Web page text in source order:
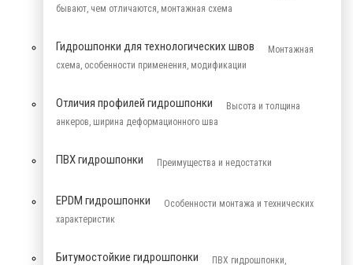
бывают, чем отличаются, монтажная схема
Гидрошпонки для технологических швов
Монтажная
схема, особенности применения, модификации
Отличия профилей гидрошпонки
Высота и толщина
анкеров, ширина деформационного шва
ПВХ гидрошпонки Преимущества и недостатки
EPDM гидрошпонки
Особенности монтажа и технических
характеристик
Битумостойкие гидрошпонки ПВХ гидрошпонки,